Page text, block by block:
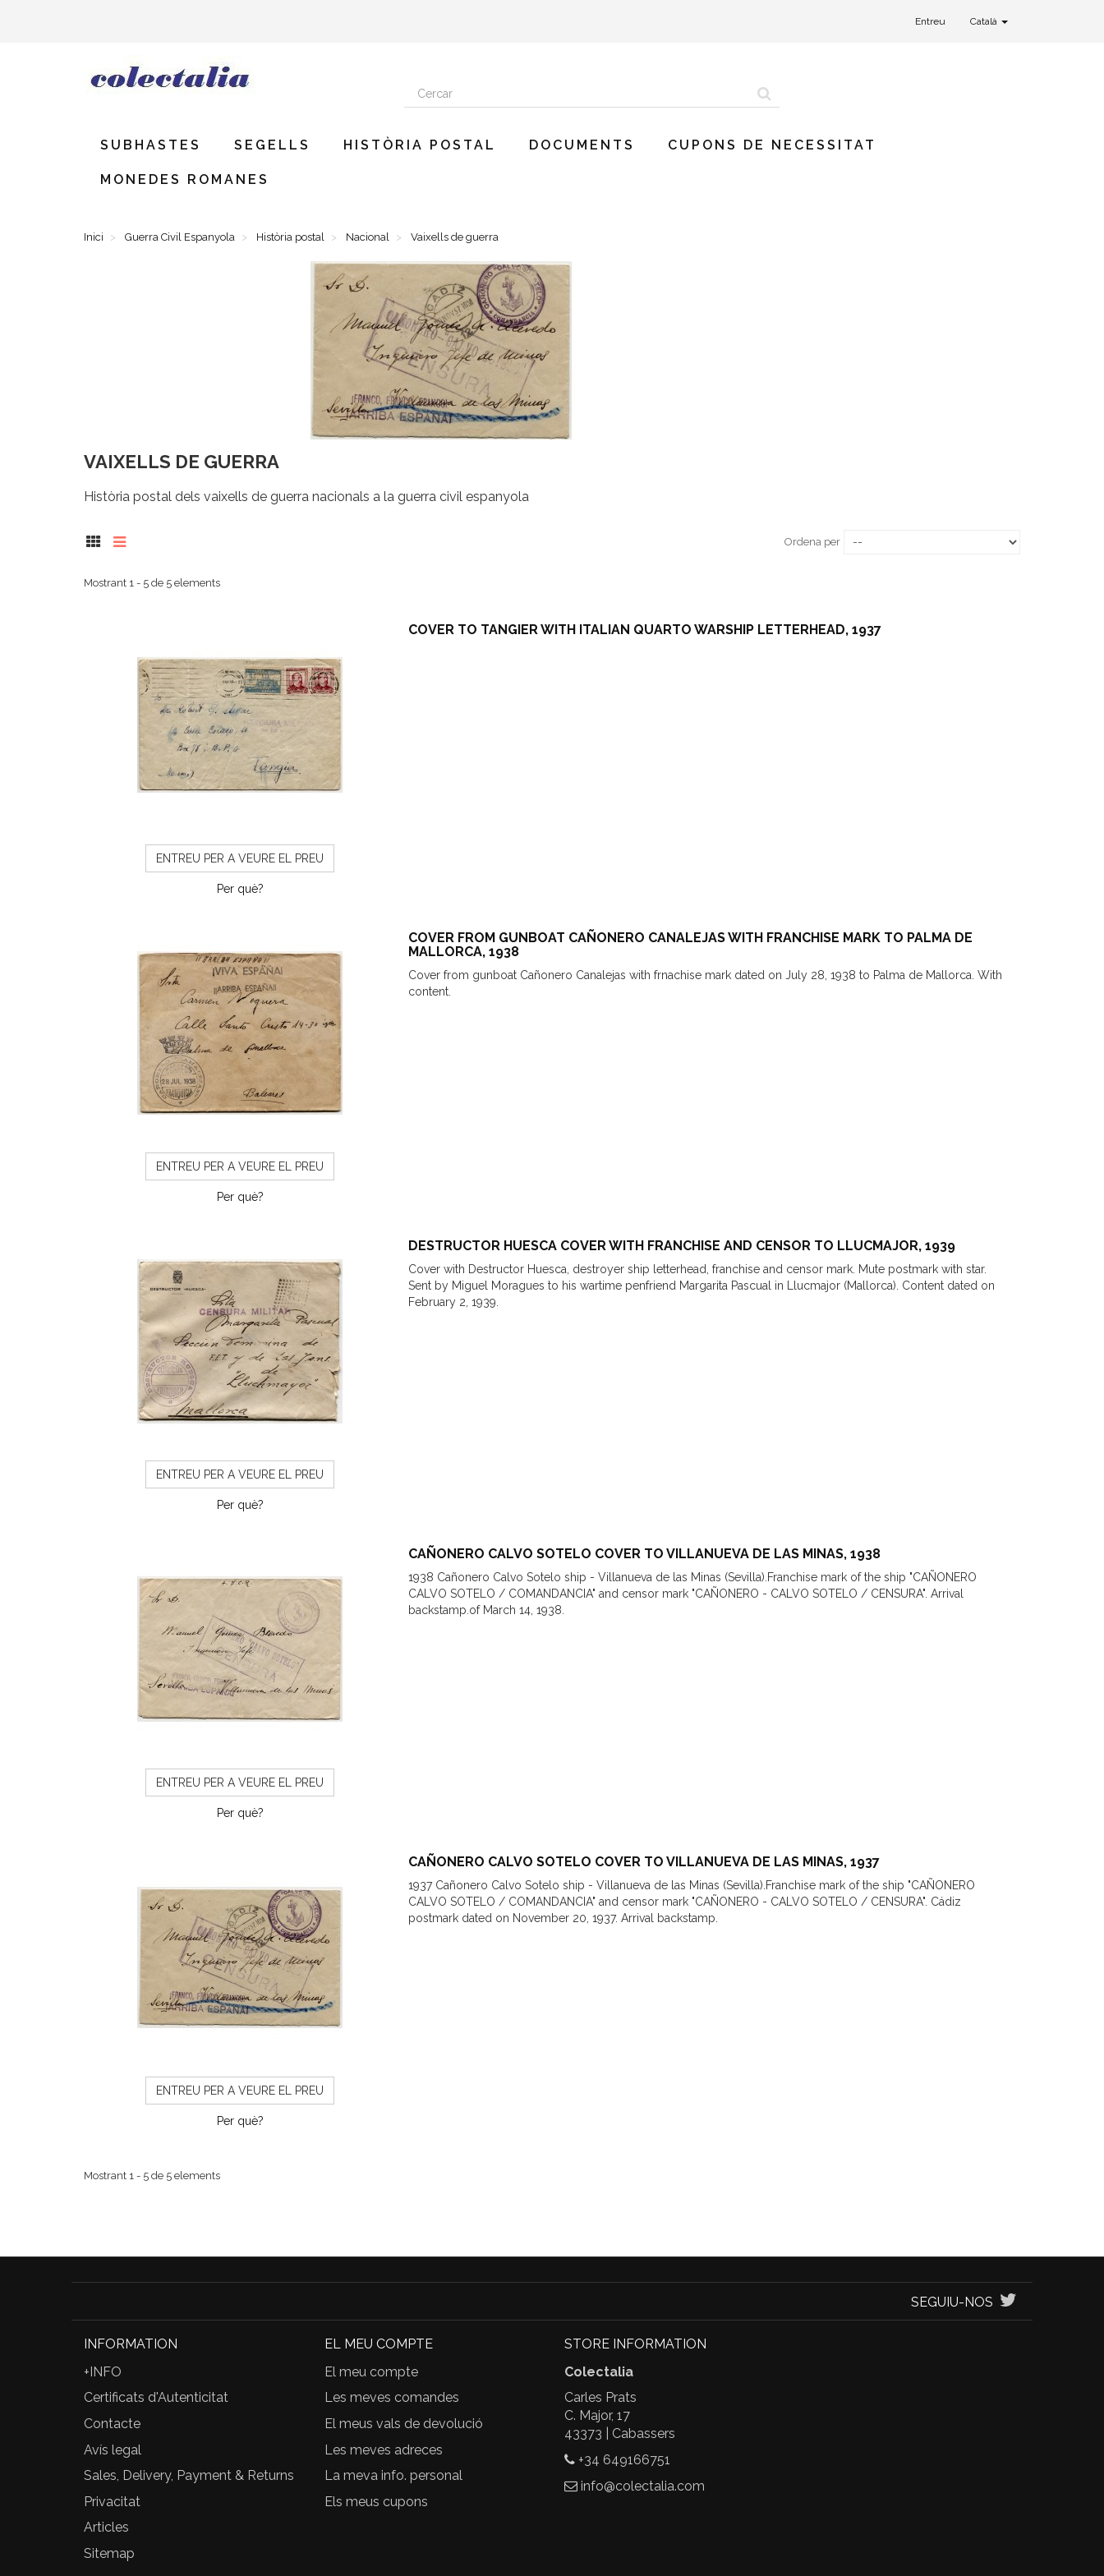
Entreu Català
SUBHASTES SEGELLS HISTÒRIA POSTAL DOCUMENTS CUPONS DE NECESSITAT
MONEDES ROMANES
Inici Guerra Civil Espanyola Història postal Nacional Vaixells de guerra
VAIXELLS DE GUERRA
Història postal dels vaixells de guerra nacionals a la guerra civil espanyola
Ordena per
Mostrant 1 - 5 de 5 elements
ENTREU PER A VEURE EL PREU
Per què?
COVER TO TANGIER WITH ITALIAN QUARTO WARSHIP LETTERHEAD, 1937
ENTREU PER A VEURE EL PREU
Per què?
COVER FROM GUNBOAT CAÑONERO CANALEJAS WITH FRANCHISE MARK TO PALMA DE
MALLORCA, 1938
Cover from gunboat Cañonero Canalejas with frnachise mark dated on July 28, 1938 to Palma de Mallorca. With
content.
ENTREU PER A VEURE EL PREU
Per què?
DESTRUCTOR HUESCA COVER WITH FRANCHISE AND CENSOR TO LLUCMAJOR, 1939
Cover with Destructor Huesca, destroyer ship letterhead, franchise and censor mark. Mute postmark with star.
Sent by Miguel Moragues to his wartime penfriend Margarita Pascual in Llucmajor (Mallorca). Content dated on
February 2, 1939.
ENTREU PER A VEURE EL PREU
Per què?
CAÑONERO CALVO SOTELO COVER TO VILLANUEVA DE LAS MINAS, 1938
1938 Cañonero Calvo Sotelo ship - Villanueva de las Minas (Sevilla).Franchise mark of the ship "CAÑONERO
CALVO SOTELO / COMANDANCIA" and censor mark "CAÑONERO - CALVO SOTELO / CENSURA". Arrival
backstamp.of March 14, 1938.
ENTREU PER A VEURE EL PREU
Per què?
CAÑONERO CALVO SOTELO COVER TO VILLANUEVA DE LAS MINAS, 1937
1937 Cañonero Calvo Sotelo ship - Villanueva de las Minas (Sevilla).Franchise mark of the ship "CAÑONERO
CALVO SOTELO / COMANDANCIA" and censor mark "CAÑONERO - CALVO SOTELO / CENSURA". Cádiz
postmark dated on November 20, 1937. Arrival backstamp.
Mostrant 1 - 5 de 5 elements
SEGUIU-NOS
INFORMATION
+INFO
Certificats d'Autenticitat
Contacte
Avís legal
Sales, Delivery, Payment & Returns
Privacitat
Articles
Sitemap
EL MEU COMPTE
El meu compte
Les meves comandes
El meus vals de devolució
Les meves adreces
La meva info. personal
Els meus cupons
STORE INFORMATION
Colectalia
Carles Prats
C. Major, 17
43373 | Cabassers
+34 649166751
info@colectalia.com